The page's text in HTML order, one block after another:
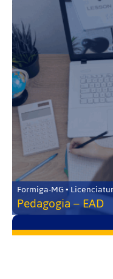
Formiga-MG •
Pedagogia – EAD